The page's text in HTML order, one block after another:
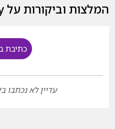
המלצות וביקורות על Peggybuy
כתיבת
עדיין לא נכתבו